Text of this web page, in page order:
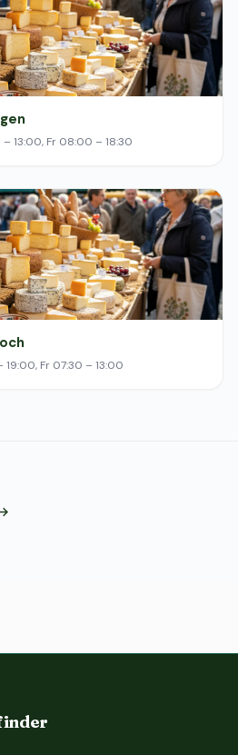
– 13:00, Fr 08:00 – 18:30
19:00, Fr 07:30 – 13:00